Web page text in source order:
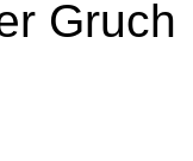
Gruch